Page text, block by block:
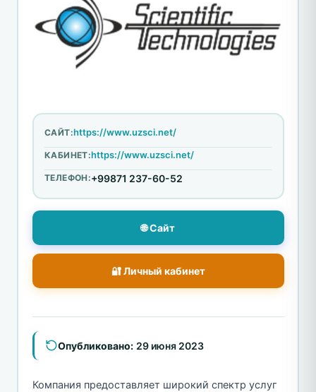
САЙТ:https://www.uzsci.net/
КАБИНЕТ:https://www.uzsci.net/
ТЕЛЕФОН:+99871 237-60-52
🌐 Сайт
🔐 Личный кабинет
Опубликовано: 29 июня 2023
Компания предоставляет широкий спектр услуг